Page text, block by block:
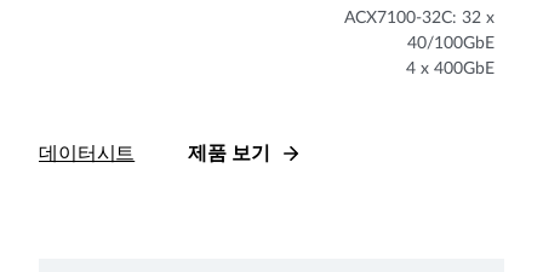
ACX7100-32C: 32 x
40/100GbE
4 x 400GbE
데이터시트 제품 보기